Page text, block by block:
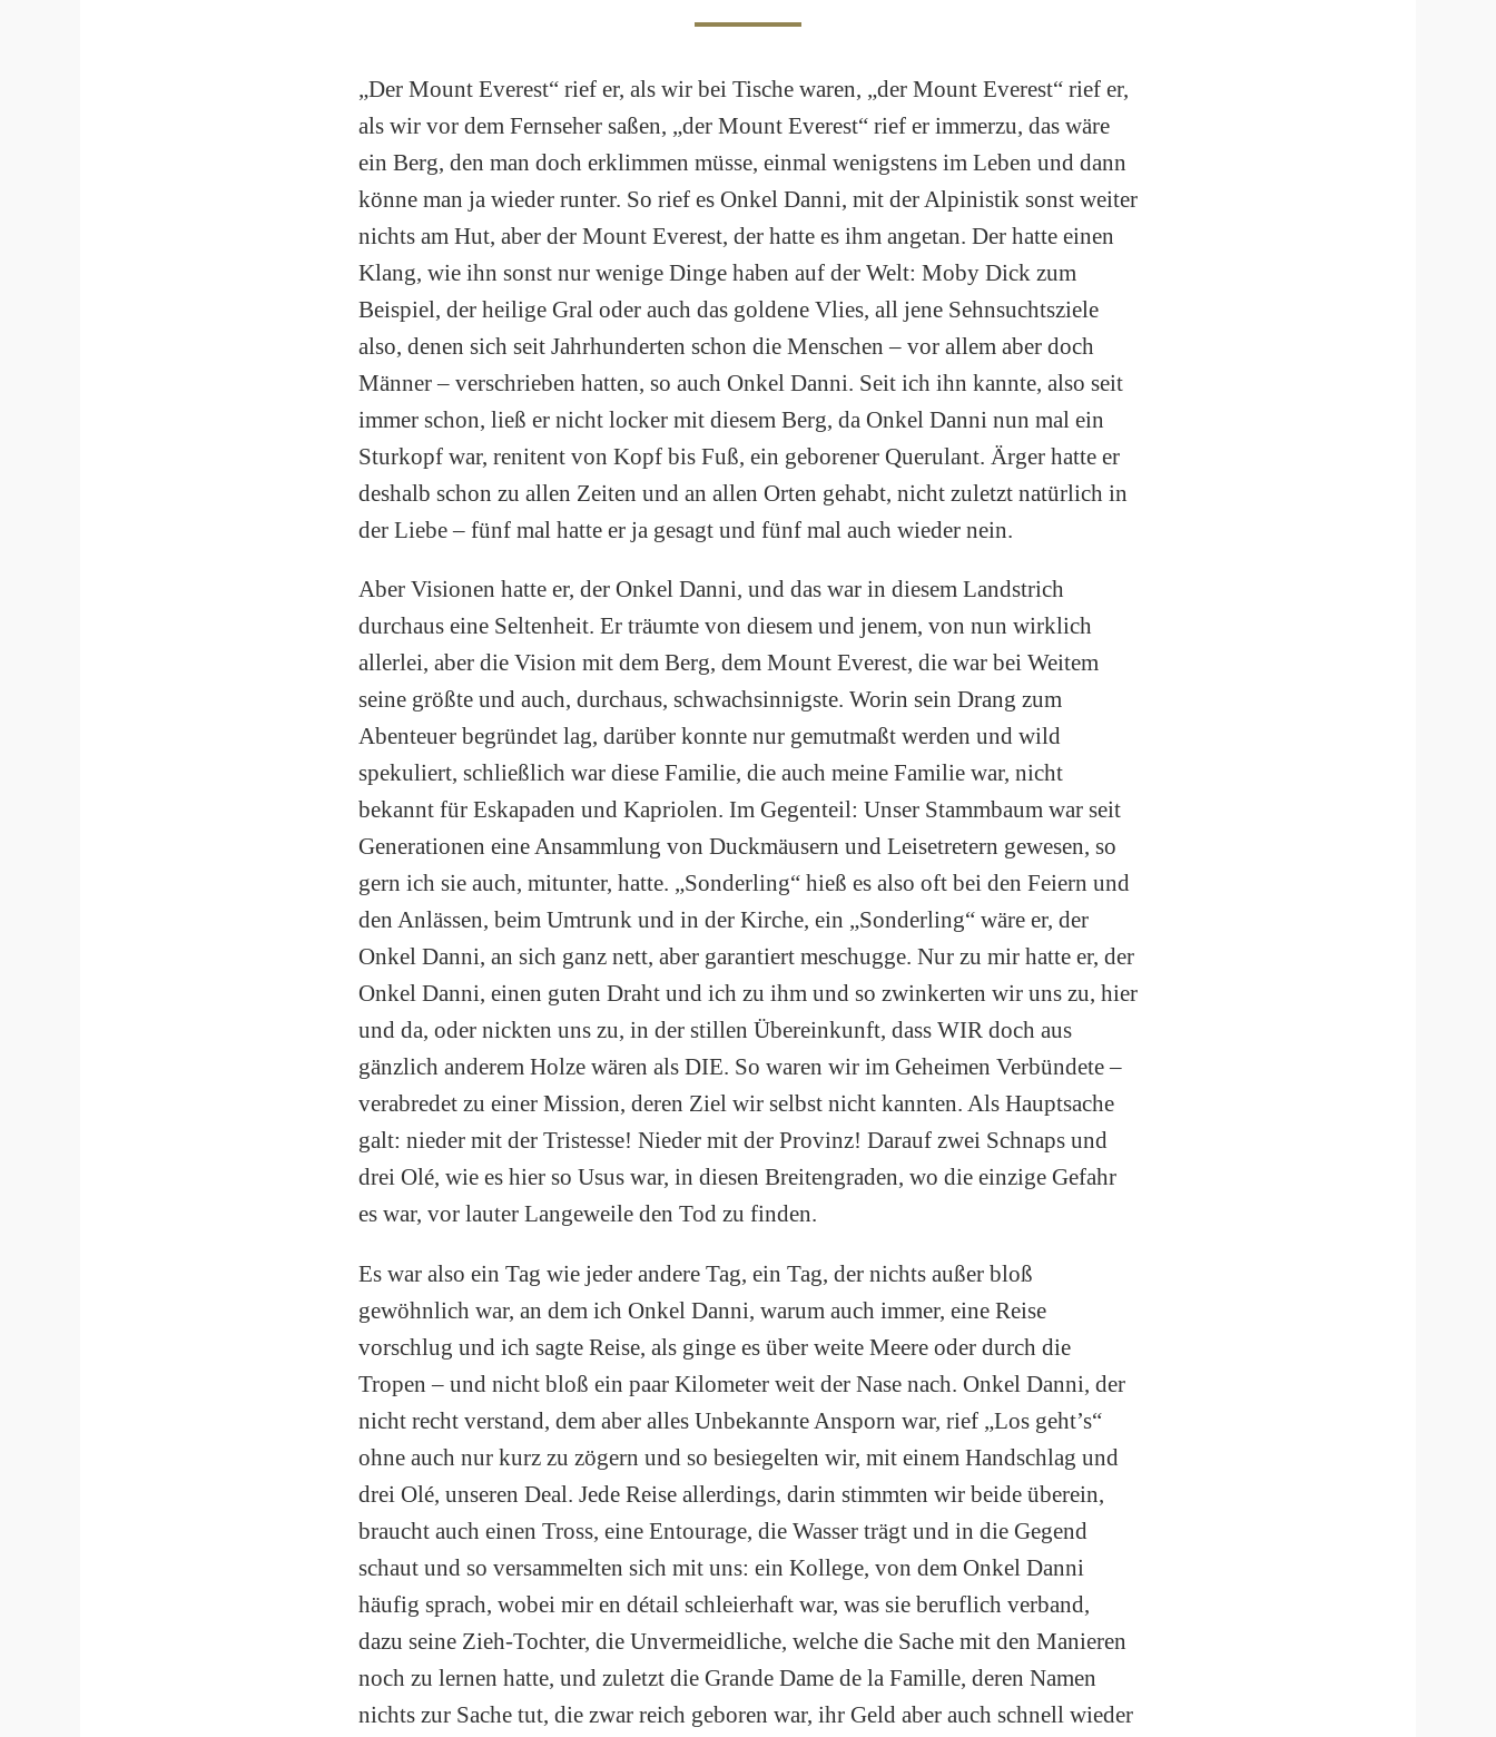
„Der Mount Everest“ rief er, als wir bei Tische waren, „der Mount Everest“ rief er,
als wir vor dem Fernseher saßen, „der Mount Everest“ rief er immerzu, das wäre
ein Berg, den man doch erklimmen müsse, einmal wenigstens im Leben und dann
könne man ja wieder runter. So rief es Onkel Danni, mit der Alpinistik sonst weiter
nichts am Hut, aber der Mount Everest, der hatte es ihm angetan. Der hatte einen
Klang, wie ihn sonst nur wenige Dinge haben auf der Welt: Moby Dick zum
Beispiel, der heilige Gral oder auch das goldene Vlies, all jene Sehnsuchtsziele
also, denen sich seit Jahrhunderten schon die Menschen – vor allem aber doch
Männer – verschrieben hatten, so auch Onkel Danni. Seit ich ihn kannte, also seit
immer schon, ließ er nicht locker mit diesem Berg, da Onkel Danni nun mal ein
Sturkopf war, renitent von Kopf bis Fuß, ein geborener Querulant. Ärger hatte er
deshalb schon zu allen Zeiten und an allen Orten gehabt, nicht zuletzt natürlich in
der Liebe – fünf mal hatte er ja gesagt und fünf mal auch wieder nein.
Aber Visionen hatte er, der Onkel Danni, und das war in diesem Landstrich
durchaus eine Seltenheit. Er träumte von diesem und jenem, von nun wirklich
allerlei, aber die Vision mit dem Berg, dem Mount Everest, die war bei Weitem
seine größte und auch, durchaus, schwachsinnigste. Worin sein Drang zum
Abenteuer begründet lag, darüber konnte nur gemutmaßt werden und wild
spekuliert, schließlich war diese Familie, die auch meine Familie war, nicht
bekannt für Eskapaden und Kapriolen. Im Gegenteil: Unser Stammbaum war seit
Generationen eine Ansammlung von Duckmäusern und Leisetretern gewesen, so
gern ich sie auch, mitunter, hatte. „Sonderling“ hieß es also oft bei den Feiern und
den Anlässen, beim Umtrunk und in der Kirche, ein „Sonderling“ wäre er, der
Onkel Danni, an sich ganz nett, aber garantiert meschugge. Nur zu mir hatte er, der
Onkel Danni, einen guten Draht und ich zu ihm und so zwinkerten wir uns zu, hier
und da, oder nickten uns zu, in der stillen Übereinkunft, dass WIR doch aus
gänzlich anderem Holze wären als DIE. So waren wir im Geheimen Verbündete –
verabredet zu einer Mission, deren Ziel wir selbst nicht kannten. Als Hauptsache
galt: nieder mit der Tristesse! Nieder mit der Provinz! Darauf zwei Schnaps und
drei Olé, wie es hier so Usus war, in diesen Breitengraden, wo die einzige Gefahr
es war, vor lauter Langeweile den Tod zu finden.
Es war also ein Tag wie jeder andere Tag, ein Tag, der nichts außer bloß
gewöhnlich war, an dem ich Onkel Danni, warum auch immer, eine Reise
vorschlug und ich sagte Reise, als ginge es über weite Meere oder durch die
Tropen – und nicht bloß ein paar Kilometer weit der Nase nach. Onkel Danni, der
nicht recht verstand, dem aber alles Unbekannte Ansporn war, rief „Los geht’s“
ohne auch nur kurz zu zögern und so besiegelten wir, mit einem Handschlag und
drei Olé, unseren Deal. Jede Reise allerdings, darin stimmten wir beide überein,
braucht auch einen Tross, eine Entourage, die Wasser trägt und in die Gegend
schaut und so versammelten sich mit uns: ein Kollege, von dem Onkel Danni
häufig sprach, wobei mir en détail schleierhaft war, was sie beruflich verband,
dazu seine Zieh-Tochter, die Unvermeidliche, welche die Sache mit den Manieren
noch zu lernen hatte, und zuletzt die Grande Dame de la Famille, deren Namen
nichts zur Sache tut, die zwar reich geboren war, ihr Geld aber auch schnell wieder